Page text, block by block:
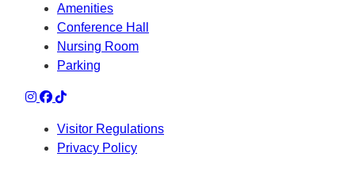
Amenities
Conference Hall
Nursing Room
Parking
Visitor Regulations
Privacy Policy